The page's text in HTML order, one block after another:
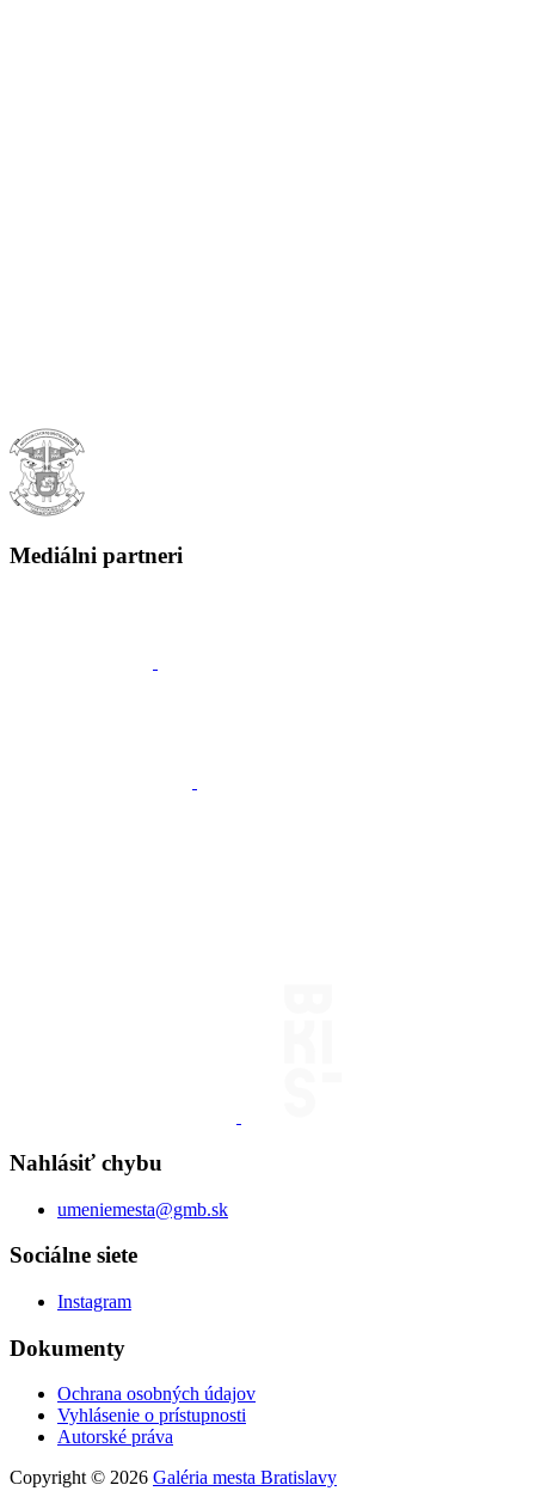
Mediálni partneri
Nahlásiť chybu
umeniemesta@gmb.sk
Sociálne siete
Instagram
Dokumenty
Ochrana osobných údajov
Vyhlásenie o prístupnosti
Autorské práva
Copyright © 2026 Galéria mesta Bratislavy